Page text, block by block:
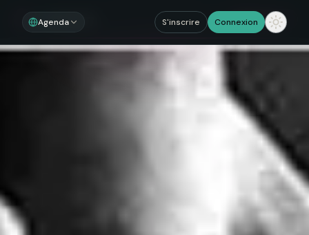
Agenda S'inscrire Connexion
Noosom Sections